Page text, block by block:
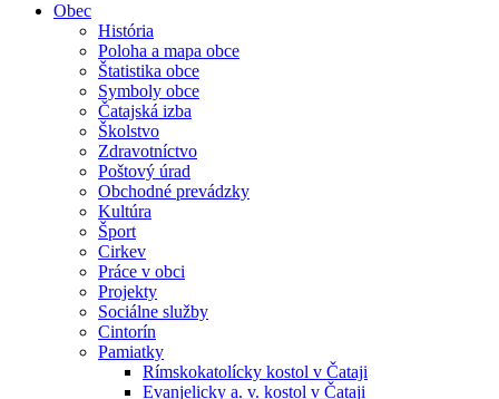
Obec
História
Poloha a mapa obce
Štatistika obce
Symboly obce
Čatajská izba
Školstvo
Zdravotníctvo
Poštový úrad
Obchodné prevádzky
Kultúra
Šport
Cirkev
Práce v obci
Projekty
Sociálne služby
Cintorín
Pamiatky
Rímskokatolícky kostol v Čataji
Evanjelicky a. v. kostol v Čataji